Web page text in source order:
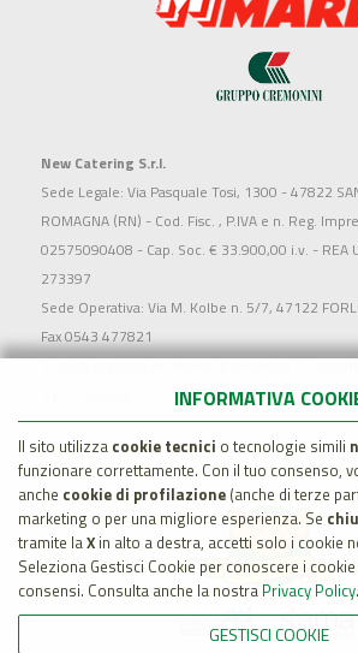
New Catering S.r.l.
Sede Legale: Via Pasquale Tosi, 1300 - 47822
ROMAGNA (RN) - Cod. Fisc. , P.IVA e n. Reg.
02575090408 - Cap. Soc. € 33.900,00 i.v. - REA
273397
Sede Operativa: Via M. Kolbe n. 5/7, 47122
Fax 0543 477821
Società soggetta all'attività di direzione e
INFORMATIVA
Il sito utilizza cookie tecnici o tecnologie simili
funzionare correttamente. Con il tuo consenso,
anche cookie di profilazione (anche di terze
marketing o per una migliore esperienza. Se
tramite laX in alto a destra, accetti solo i cookie
Seleziona Gestisci Cookie per conoscere i
consensi. Consulta anche la nostra Privacy Policy.
GESTISCI COOKIE